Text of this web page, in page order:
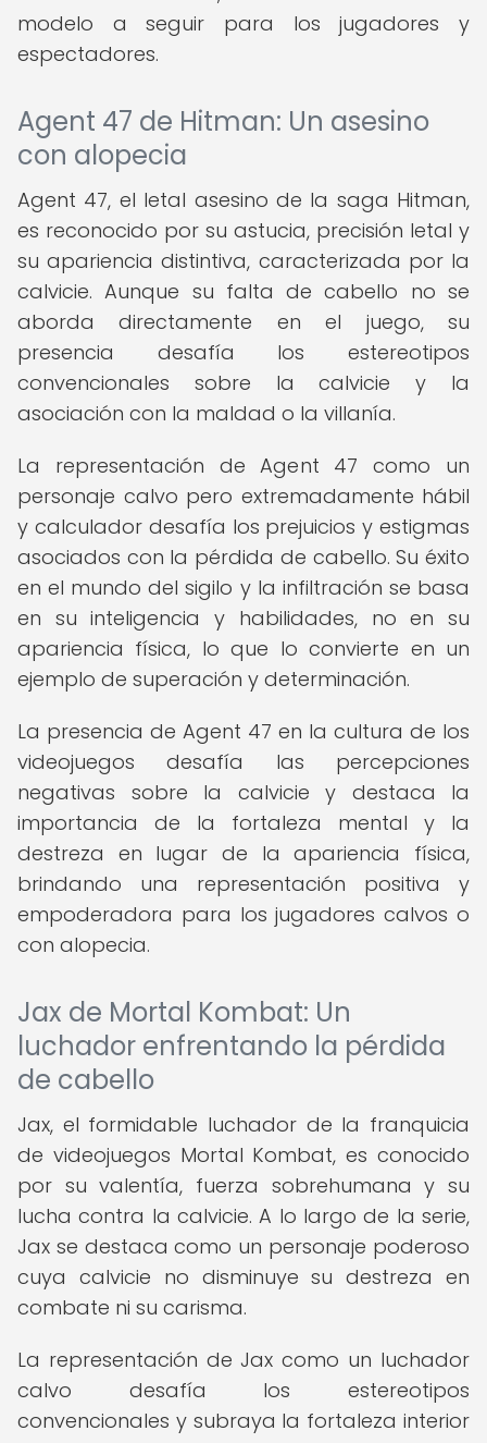
modelo a seguir para los jugadores y
espectadores.
Agent 47 de Hitman: Un asesino
con alopecia
Agent 47, el letal asesino de la saga Hitman,
es reconocido por su astucia, precisión letal y
su apariencia distintiva, caracterizada por la
calvicie. Aunque su falta de cabello no se
aborda directamente en el juego, su
presencia desafía los estereotipos
convencionales sobre la calvicie y la
asociación con la maldad o la villanía.
La representación de Agent 47 como un
personaje calvo pero extremadamente hábil
y calculador desafía los prejuicios y estigmas
asociados con la pérdida de cabello. Su éxito
en el mundo del sigilo y la infiltración se basa
en su inteligencia y habilidades, no en su
apariencia física, lo que lo convierte en un
ejemplo de superación y determinación.
La presencia de Agent 47 en la cultura de los
videojuegos desafía las percepciones
negativas sobre la calvicie y destaca la
importancia de la fortaleza mental y la
destreza en lugar de la apariencia física,
brindando una representación positiva y
empoderadora para los jugadores calvos o
con alopecia.
Jax de Mortal Kombat: Un
luchador enfrentando la pérdida
de cabello
Jax, el formidable luchador de la franquicia
de videojuegos Mortal Kombat, es conocido
por su valentía, fuerza sobrehumana y su
lucha contra la calvicie. A lo largo de la serie,
Jax se destaca como un personaje poderoso
cuya calvicie no disminuye su destreza en
combate ni su carisma.
La representación de Jax como un luchador
calvo desafía los estereotipos
convencionales y subraya la fortaleza interior